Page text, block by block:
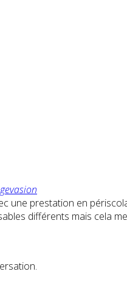
une prestation en
différents mais cela